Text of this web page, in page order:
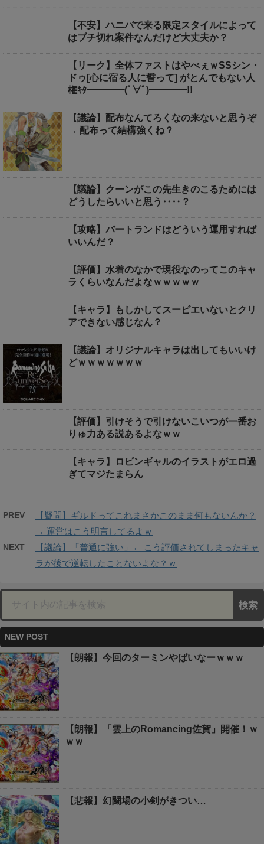
【不安】ハニバで来る限定スタイルによって
はブチ切れ案件なんだけど大丈夫か？
【リーク】全体ファストはやべぇｗSSシン・
ドゥ[心に宿る人に誓って] がとんでもない人
権ｷﾀ━━━━(ﾟ∀ﾟ)━━━━!!
【議論】配布なんてろくなの来ないと思うぞ
→ 配布って結構強くね？
【議論】クーンがこの先生きのこるためには
どうしたらいいと思う‥‥？
【攻略】バートランドはどういう運用すれば
いいんだ？
【評価】水着のなかで現役なのってこのキャ
ラくらいなんだよなｗｗｗｗｗ
【キャラ】もしかしてスービエいないとクリ
アできない感じなん？
【議論】オリジナルキャラは出してもいいけ
どｗｗｗｗｗｗｗ
【評価】引けそうで引けないこいつが一番お
りゅ力ある説あるよなｗｗ
【キャラ】ロビンギャルのイラストがエロ過
ぎてマジたまらん
PREV
【疑問】ギルドってこれまさかこのまま何もないんか？
→ 運営はこう明言してるよｗ
NEXT
【議論】「普通に強い」← こう評価されてしまったキャ
ラが後で逆転したことないよな？ｗ
NEW POST
【朗報】今回のターミンやばいなーｗｗｗ
【朗報】「雲上のRomancing佐賀」開催！ｗ
ｗｗ
【悲報】幻闘場の小剣がきつい…